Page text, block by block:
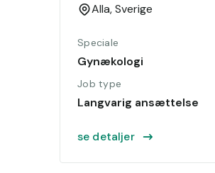
Alla,Sverige
Speciale
Gynækologi
Job type
Langvarig ansættelse
se detaljer